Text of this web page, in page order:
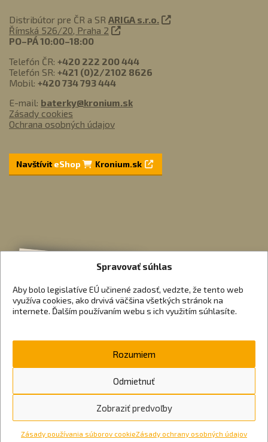
Spravovať súhlas
Aby bolo legislatíve EÚ učinené zadosť, vedzte, že tento web
využíva cookies, ako drvivá väčšina všetkých stránok na
internete. Ďalším používaním webu s ich využitím súhlasíte.
Rozumiem
Odmietnuť
Zobraziť predvoľby
Zásady používania súborov cookieZásady ochrany osobných údajov
Distribútor pre ČR a SR ARIGA s.r.o.
Římská 526/20, Praha 2
PO–PÁ 10:00–18:00
Telefón ČR: +420 222 200 444
Telefón SR: +421 (0)2/2102 8626
Mobil: +420 734 793 444
E-mail: baterky@kronium.sk
Zásady cookies
Ochrana osobných údajov
NavštíviteShop Kronium.sk